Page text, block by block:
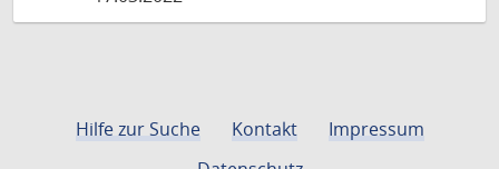
Hilfe zur Suche Kontakt
Impressum